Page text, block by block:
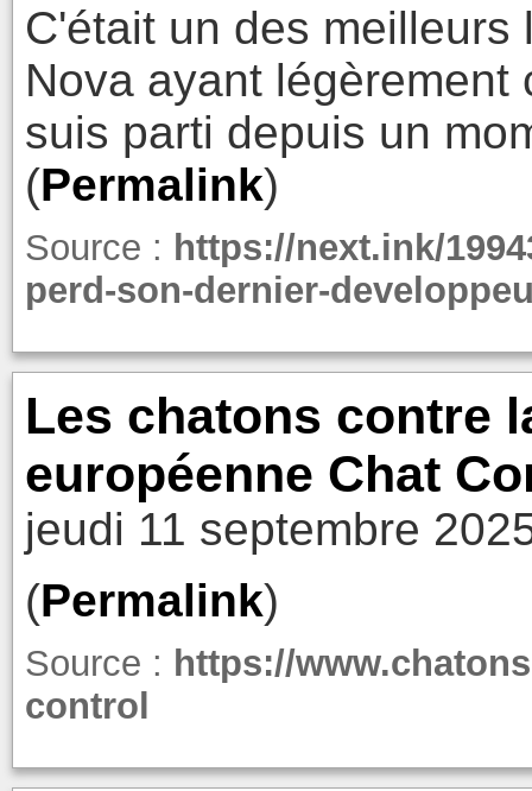
C'était un des meilleurs
Nova ayant légèrement
suis parti depuis un
(Permalink)
Source : https://next.ink/
perd-son-dernier-
Les chatons contre
européenne Chat
jeudi 11 septembre
(Permalink)
Source : https://
control